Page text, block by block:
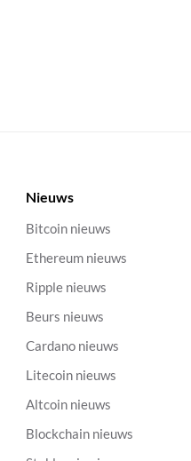
Nieuws
Bitcoin nieuws
Ethereum nieuws
Ripple nieuws
Beurs nieuws
Cardano nieuws
Litecoin nieuws
Altcoin nieuws
Blockchain nieuws